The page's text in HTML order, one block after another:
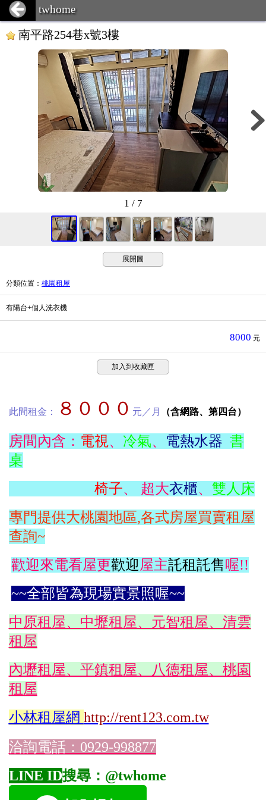
twhome
南平路254巷x號3樓
1 / 7
展開圖
分類位置 ： 桃園租屋
有陽台+個人洗衣機
8000 元
加入到收藏匣
此間租金： ８０００ 元／月 （含網路、第四台）
房間內含： 電視、 冷氣、 電熱水器 書
桌
椅子、 超大衣櫃、 雙人床
專門提供大桃園地區,各式房屋買賣租屋
查詢~
歡迎來電看屋更歡迎屋主託租託售喔!!
~~全部皆為現場實景照喔~~
中原租屋、中壢租屋、元智租屋、清雲
租屋
內壢租屋、平鎮租屋、八德租屋、桃園
租屋
小林租屋網 http://rent123.com.tw
洽詢電話：0929-998877
LINE ID搜尋：@twhome